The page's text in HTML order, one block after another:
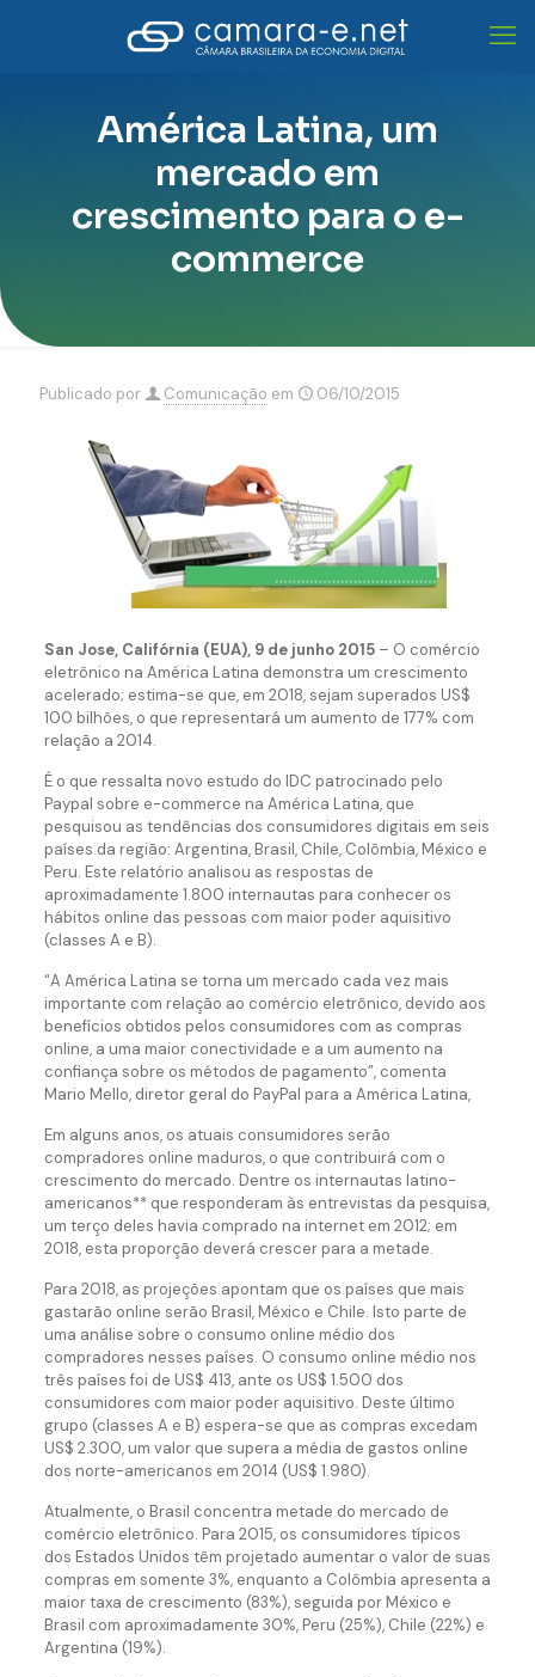
América Latina, um
mercado em
crescimento para o e-
commerce
Publicado por Comunicação em 06/10/2015
San Jose, Califórnia (EUA), 9 de junho 2015– O comércio
eletrônico na América Latina demonstra um crescimento
acelerado; estima-se que, em 2018, sejam superados US$
100 bilhões, o que representará um aumento de 177% com
relação a 2014.
É o que ressalta novo estudo do IDC patrocinado pelo
Paypal sobre e-commerce na América Latina, que
pesquisou as tendências dos consumidores digitais em seis
países da região: Argentina, Brasil, Chile, Colômbia, México e
Peru. Este relatório analisou as respostas de
aproximadamente 1.800 internautas para conhecer os
hábitos online das pessoas com maior poder aquisitivo
(classes A e B).
“A América Latina se torna um mercado cada vez mais
importante com relação ao comércio eletrônico, devido aos
benefícios obtidos pelos consumidores com as compras
online, a uma maior conectividade e a um aumento na
confiança sobre os métodos de pagamento”, comenta
Mario Mello, diretor geral do PayPal para a América Latina,
Em alguns anos, os atuais consumidores serão
compradores online maduros, o que contribuirá com o
crescimento do mercado. Dentre os internautas latino-
americanos** que responderam às entrevistas da pesquisa,
um terço deles havia comprado na internet em 2012; em
2018, esta proporção deverá crescer para a metade.
Para 2018, as projeções apontam que os países que mais
gastarão online serão Brasil, México e Chile. Isto parte de
uma análise sobre o consumo online médio dos
compradores nesses países. O consumo online médio nos
três países foi de US$ 413, ante os US$ 1.500 dos
consumidores com maior poder aquisitivo. Deste último
grupo (classes A e B) espera-se que as compras excedam
US$ 2.300, um valor que supera a média de gastos online
dos norte-americanos em 2014 (US$ 1.980).
Atualmente, o Brasil concentra metade do mercado de
comércio eletrônico. Para 2015, os consumidores típicos
dos Estados Unidos têm projetado aumentar o valor de suas
compras em somente 3%, enquanto a Colômbia apresenta a
maior taxa de crescimento (83%), seguida por México e
Brasil com aproximadamente 30%, Peru (25%), Chile (22%) e
Argentina (19%).